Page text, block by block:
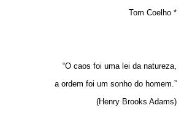
Tom Coelho *
“O caos foi uma lei da natureza,
a ordem foi um sonho do homem.”
(Henry Brooks Adams)